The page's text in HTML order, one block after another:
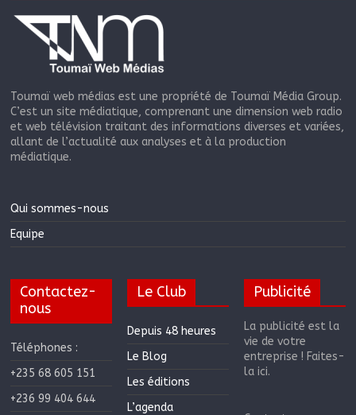
Toumaï web médias est une propriété de Toumaï Média Group.
C’est un site médiatique, comprenant une dimension web radio
et web télévision traitant des informations diverses et variées,
allant de l’actualité aux analyses et à la production
médiatique.
Qui sommes-nous
Equipe
Contactez-
nous
Téléphones :
+235 68 605 151
+236 99 404 644
Le Club
Depuis 48 heures
Le Blog
Les éditions
L’agenda
Publicité
La publicité est la
vie de votre
entreprise ! Faites-
la ici.